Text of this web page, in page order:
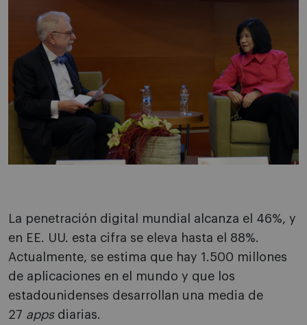
La penetración digital mundial alcanza el 46%, y
en EE. UU. esta cifra se eleva hasta el 88%.
Actualmente, se estima que hay 1.500 millones
de aplicaciones en el mundo y que los
estadounidenses desarrollan una media de
27 appsdiarias.